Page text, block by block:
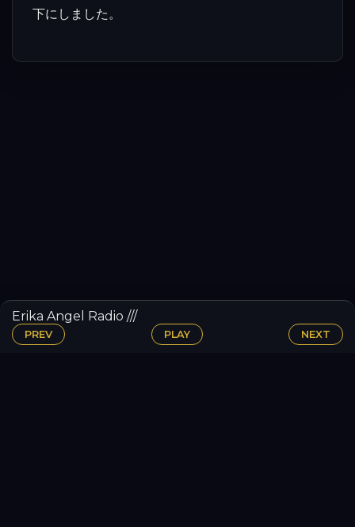
Erika Angel Radio ///
PREV PLAY NEXT
下にしました。